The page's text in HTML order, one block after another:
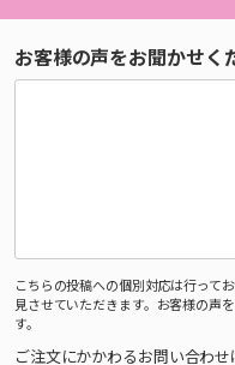
お客様の声をお聞かせく
こちらの投稿への個別対応は行って
見させていただきます。お客様の声
す。
ご注文にかかわるお問い合わせ